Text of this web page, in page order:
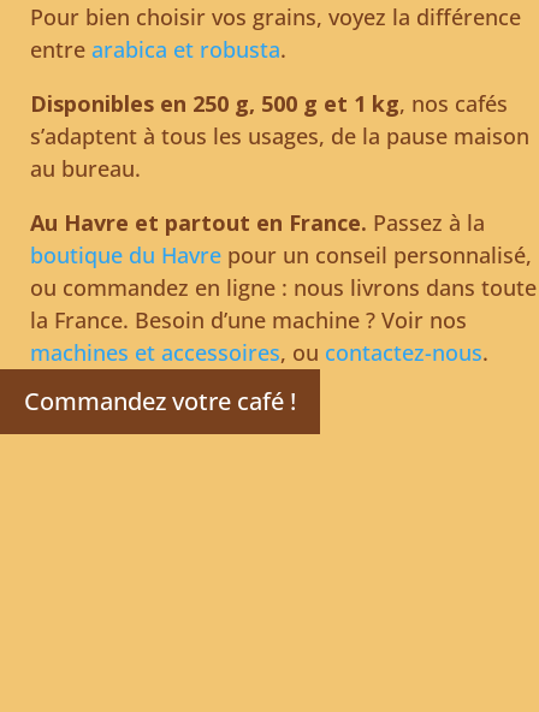
Pour bien choisir vos grains, voyez la différence
entre arabica et robusta.
Disponibles en 250 g, 500 g et 1 kg, nos cafés
s’adaptent à tous les usages, de la pause maison
au bureau.
Au Havre et partout en France. Passez à la
boutique du Havre pour un conseil personnalisé,
ou commandez en ligne : nous livrons dans toute
la France. Besoin d’une machine ? Voir nos
machines et accessoires, ou contactez-nous.
Commandez votre café !